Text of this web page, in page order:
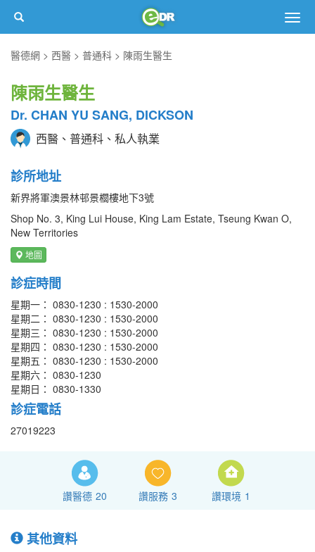
醫德網
西醫 普通科 陳雨生醫生
陳雨生醫生
Dr. CHAN YU SANG, DICKSON
西醫、普通科、私人執業
診所地址
新界將軍澳景林邨景櫚樓地下3號
Shop No. 3, King Lui House, King Lam Estate, Tseung Kwan O,
New Territories
地圖
診症時間
星期一： 0830-1230 : 1530-2000
星期二： 0830-1230 : 1530-2000
星期三： 0830-1230 : 1530-2000
星期四： 0830-1230 : 1530-2000
星期五： 0830-1230 : 1530-2000
星期六： 0830-1230
星期日： 0830-1330
診症電話
27019223
讚醫德 20 讚服務 3 讚環境 1
其他資料